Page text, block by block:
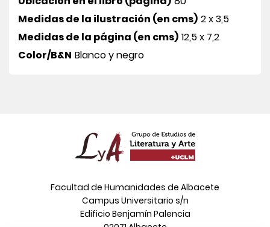
Medidas de la ilustración (en cms) 2 x 3,5
Medidas de la página (en cms) 12,5 x 7,2
Color/B&N Blanco y negro
Facultad de Humanidades de Albacete
Campus Universitario s/n
Edificio Benjamín Palencia